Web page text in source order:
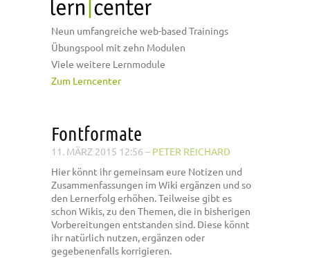
Neun umfangreiche web-based Trainings
Übungspool mit zehn Modulen
Viele weitere Lernmodule
Zum Lerncenter
Fontformate
11. MÄRZ 2015 12:56 – PETER REICHARD
Hier könnt ihr gemeinsam eure Notizen und
Zusammenfassungen im Wiki ergänzen und so
den Lernerfolg erhöhen. Teilweise gibt es
schon Wikis, zu den Themen, die in bisherigen
Vorbereitungen entstanden sind. Diese könnt
ihr natürlich nutzen, ergänzen oder
gegebenenfalls korrigieren.